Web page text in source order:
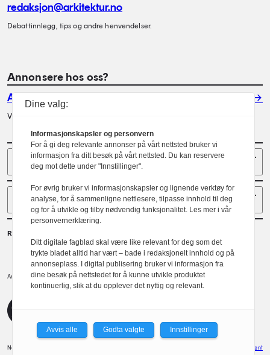
redaksjon@arkitektur.no
Debattinnlegg, tips og andre henvendelser.
Annonsere hos oss?
Annonser
Vil du annonsere i Arkitektur? Les mer her.
Sider
Følg oss
Redaktør
Gaute Brochmann
Arkitektur er et tidsskrift utgitt avNorske arkitekters landsforbund.
NAL
Norske Arkitekters Landsforbund Utvikler: Xlent
Dine valg:
Informasjonskapsler og personvern
For å gi deg relevante annonser på vårt nettsted bruker vi
informasjon fra ditt besøk på vårt nettsted. Du kan reservere
deg mot dette under "Innstillinger".
For øvrig bruker vi informasjonskapsler og lignende verktøy for
analyse, for å sammenligne nettlesere, tilpasse innhold til deg
og for å utvikle og tilby nødvendig funksjonalitet. Les mer i vår
personvernerklæring.
Ditt digitale fagblad skal være like relevant for deg som det
trykte bladet alltid har vært – bade i redaksjonelt innhold og på
annonseplass. I digital publisering bruker vi informasjon fra
dine besøk på nettstedet for å kunne utvikle produktet
kontinuerlig, slik at du opplever det nyttig og relevant.
Avvis alle Godta valgte Innstillinger